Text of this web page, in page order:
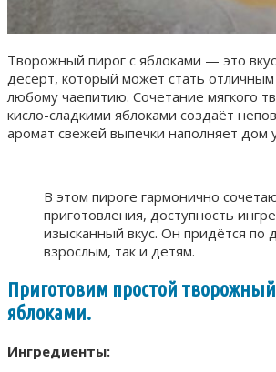
Творожный пирог с яблоками — это
десерт, который может стать
любому чаепитию. Сочетание мягкого
кисло-сладкими яблоками создаёт
аромат свежей выпечки наполняет дом
В этом пироге гармонично
приготовления, доступность
изысканный вкус. Он придётся по
взрослым, так и детям.
Приготовим простой творожный
яблоками.
Ингредиенты: